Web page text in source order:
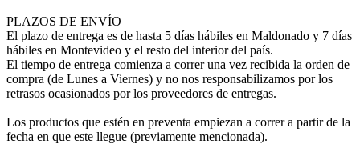
PLAZOS DE ENVÍO
El plazo de entrega es de hasta 5 días hábiles en Maldonado y 7 días
hábiles en Montevideo y el resto del interior del país.
El tiempo de entrega comienza a correr una vez recibida la orden de
compra (de Lunes a Viernes) y no nos responsabilizamos por los
retrasos ocasionados por los proveedores de entregas.
Los productos que estén en preventa empiezan a correr a partir de la
fecha en que este llegue (previamente mencionada).